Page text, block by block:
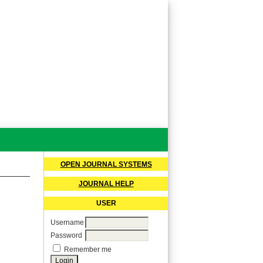
OPEN JOURNAL SYSTEMS
JOURNAL HELP
USER
Username
Password
Remember me